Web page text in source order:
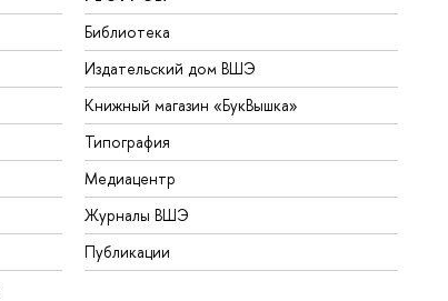
Библиотека
Издательский дом ВШЭ
Книжный магазин «БукВышка»
Типография
Медиацентр
Журналы ВШЭ
Публикации